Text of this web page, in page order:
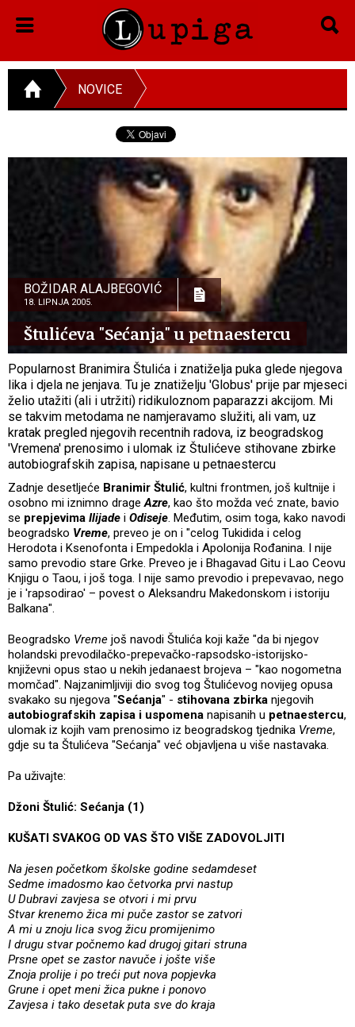
NOVICE
BOŽIDAR ALAJBEGOVIĆ
18. LIPNJA 2005.
Štulićeva "Sećanja" u petnaestercu
Popularnost Branimira Štulića i znatiželja puka glede njegova
lika i djela ne jenjava. Tu je znatiželju 'Globus' prije par mjeseci
želio utažiti (ali i utržiti) ridikuloznom paparazzi akcijom. Mi
se takvim metodama ne namjeravamo služiti, ali vam, uz
kratak pregled njegovih recentnih radova, iz beogradskog
'Vremena' prenosimo i ulomak iz Štulićeve stihovane zbirke
autobiografskih zapisa, napisane u petnaestercu
Zadnje desetljeće Branimir Štulić, kultni frontmen, još kultnije i
osobno mi iznimno drageAzre, kao što možda već znate, bavio
se prepjevima Ilijade i Odiseje. Međutim, osim toga, kako navodi
beogradsko Vreme, preveo je on i "celog Tukidida i celog
Herodota i Ksenofonta i Empedokla i Apolonija Rođanina. I nije
samo prevodio stare Grke. Preveo je i Bhagavad Gitu i Lao Ceovu
Knjigu o Taou, i još toga. I nije samo prevodio i prepevavao, nego
je i 'rapsodirao' – povest o Aleksandru Makedonskom i istoriju
Balkana".
Beogradsko Vreme još navodi Štulića koji kaže "da bi njegov
holandski prevodilačko-prepevačko-rapsodsko-istorijsko-
književni opus stao u nekih jedanaest brojeva – "kao nogometna
momčad". Najzanimljiviji dio svog tog Štulićevog novijeg opusa
svakako su njegova "Sećanja" - stihovana zbirka njegovih
autobiografskih zapisa i uspomena napisanih u petnaestercu,
ulomak iz kojih vam prenosimo iz beogradskog tjednika Vreme,
gdje su ta Štulićeva "Sećanja" već objavljena u više nastavaka.
Pa uživajte:
Džoni Štulić: Sećanja (1)
KUŠATI SVAKOG OD VAS ŠTO VIŠE ZADOVOLJITI
Na jesen početkom školske godine sedamdeset
Sedme imadosmo kao četvorka prvi nastup
U Dubravi zavjesa se otvori i mi prvu
Stvar krenemo žica mi puče zastor se zatvori
A mi u znoju lica svog žicu promijenimo
I drugu stvar počnemo kad drugoj gitari struna
Prsne opet se zastor navuče i jošte više
Znoja prolije i po treći put nova popjevka
Grune i opet meni žica pukne i ponovo
Zavjesa i tako desetak puta sve do kraja